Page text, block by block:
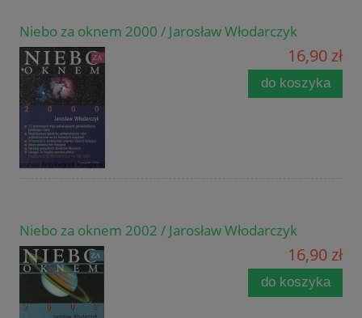
Niebo za oknem 2000 / Jarosław Włodarczyk
16,90 zł
do koszyka
Niebo za oknem 2002 / Jarosław Włodarczyk
16,90 zł
do koszyka